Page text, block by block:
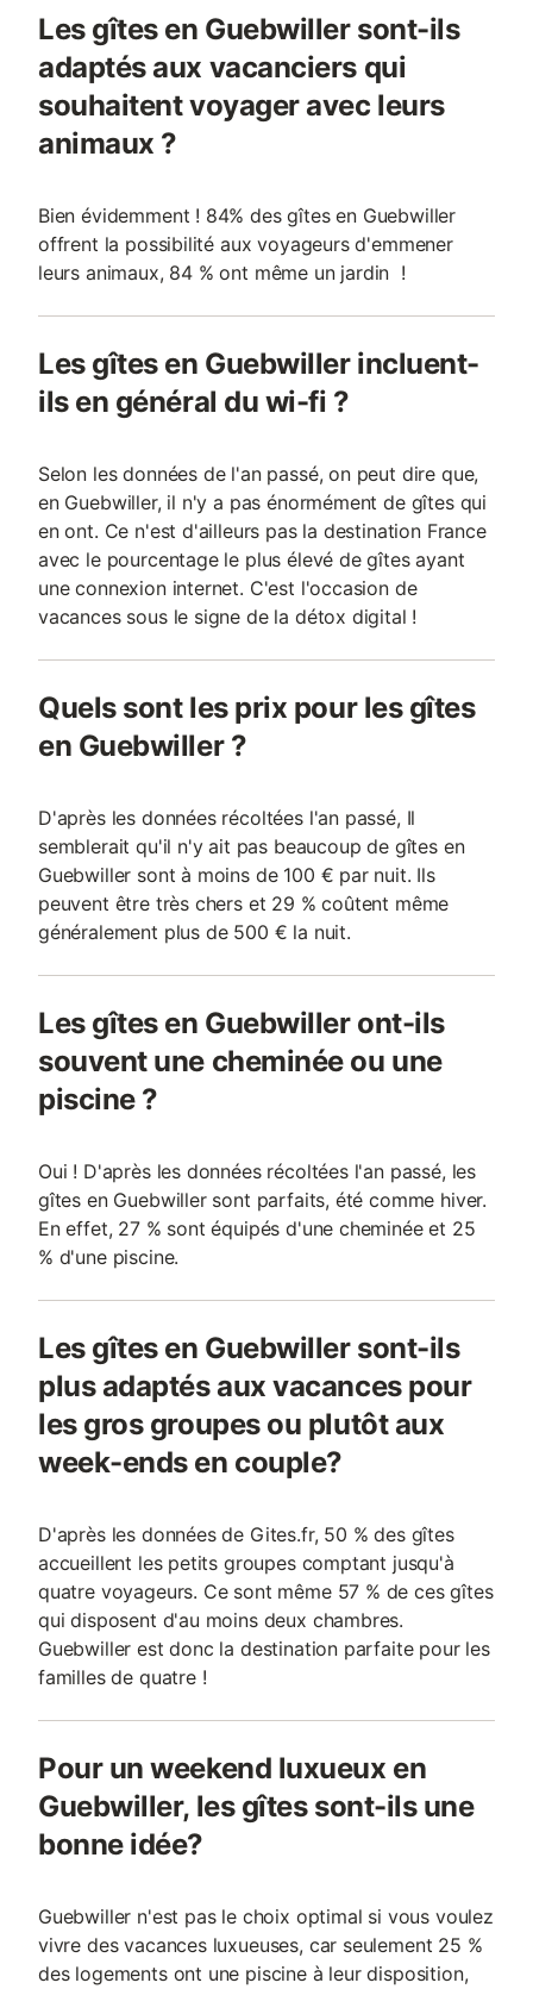
Les gîtes en Guebwiller sont-ils
adaptés aux vacanciers qui
souhaitent voyager avec leurs
animaux ?
Bien évidemment ! 84% des gîtes en Guebwiller
offrent la possibilité aux voyageurs d'emmener
leurs animaux, 84 % ont même un jardin !
Les gîtes en Guebwiller incluent-
ils en général du wi-fi ?
Selon les données de l'an passé, on peut dire que,
en Guebwiller, il n'y a pas énormément de gîtes qui
en ont. Ce n'est d'ailleurs pas la destination France
avec le pourcentage le plus élevé de gîtes ayant
une connexion internet. C'est l'occasion de
vacances sous le signe de la détox digital !
Quels sont les prix pour les gîtes
en Guebwiller ?
D'après les données récoltées l'an passé, Il
semblerait qu'il n'y ait pas beaucoup de gîtes en
Guebwiller sont à moins de 100 € par nuit. Ils
peuvent être très chers et 29 % coûtent même
généralement plus de 500 € la nuit.
Les gîtes en Guebwiller ont-ils
souvent une cheminée ou une
piscine ?
Oui ! D'après les données récoltées l'an passé, les
gîtes en Guebwiller sont parfaits, été comme hiver.
En effet, 27 % sont équipés d'une cheminée et 25
% d'une piscine.
Les gîtes en Guebwiller sont-ils
plus adaptés aux vacances pour
les gros groupes ou plutôt aux
week-ends en couple?
D'après les données de Gites.fr, 50 % des gîtes
accueillent les petits groupes comptant jusqu'à
quatre voyageurs. Ce sont même 57 % de ces gîtes
qui disposent d'au moins deux chambres.
Guebwiller est donc la destination parfaite pour les
familles de quatre !
Pour un weekend luxueux en
Guebwiller, les gîtes sont-ils une
bonne idée?
Guebwiller n'est pas le choix optimal si vous voulez
vivre des vacances luxueuses, car seulement 25 %
des logements ont une piscine à leur disposition,